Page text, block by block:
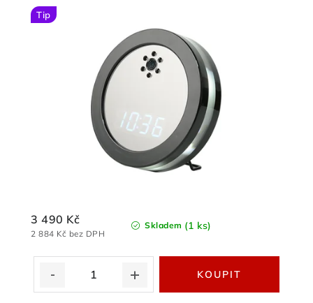
Tip
Skladem (1 ks)
2 884 Kč bez DPH
3 490 Kč